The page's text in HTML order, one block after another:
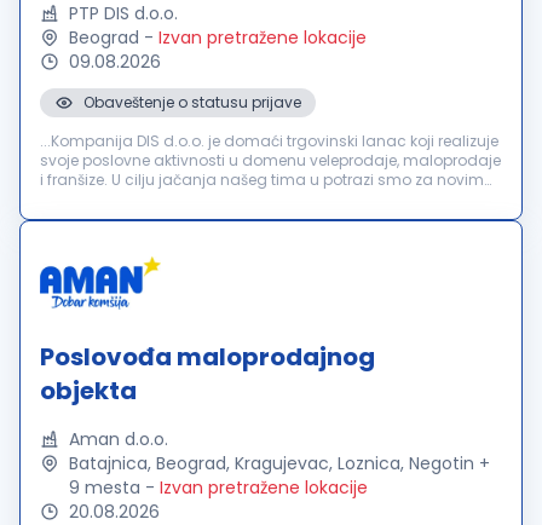
PTP DIS d.o.o.
Beograd - Izvan pretražene lokacije
09.08.2026
Obaveštenje o statusu prijave
...Kompanija DIS d.o.o. je domaći trgovinski lanac koji realizuje
svoje poslovne aktivnosti u domenu veleprodaje, maloprodaje
i franšize. U cilju jačanja našeg tima u potrazi smo za novim
Poslovođa maloprodajnog
objekta
Aman d.o.o.
Batajnica, Beograd, Kragujevac, Loznica, Negotin +
9 mesta - Izvan pretražene lokacije
20.08.2026